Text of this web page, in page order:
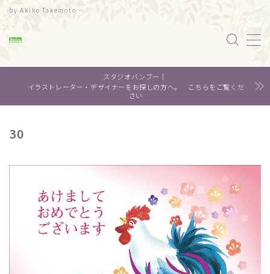
by Akiko Takemoto
MENU
水彩｜食べ物
About me
スタジオバンブー｜
イラストレーター・デザイナーをお探しの方へ。 こちらをご覧くだ
さい
30